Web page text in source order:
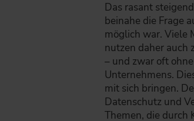
Das rasant
beinahe die Frage
möglich war. Viele
nutzen daher auch
– und zwar oft
Unternehmens.
mit sich bringen.
Datenschutz und
Themen, die durch